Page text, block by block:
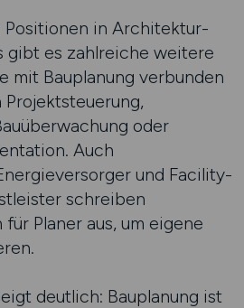
Positionen in Architektur-
gibt es zahlreiche weitere
mit Bauplanung verbunden
Projektsteuerung,
oder
Auch
und Facility-
schreiben
Planer aus, um eigene
deutlich: Bauplanung ist